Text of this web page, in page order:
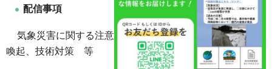
配信事項
気象災害に関する注意
喚起、技術対策 等